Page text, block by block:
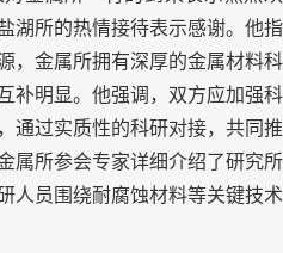
湖所的热情接待表示感谢。他指
，金属所拥有深厚的金属材料科
补明显。他强调，双方应加强科
通过实质性的科研对接，共同推
属所参会专家详细介绍了研究所
人员围绕耐腐蚀材料等关键技术